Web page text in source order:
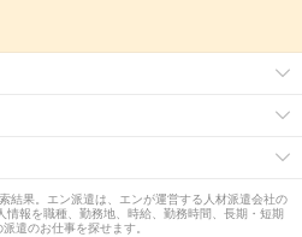
結果。エン派遣は、エンが運営する人材派遣会社の
報を職種、勤務地、時給、勤務時間、長期・短期
遣のお仕事を探せます。